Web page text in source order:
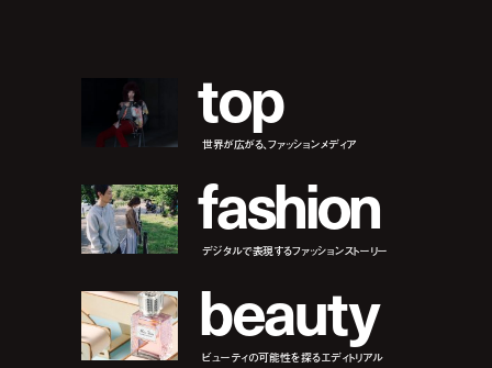
top
世界が広がる、ファッションメディア
fashion
デジタルで表現するファッションストーリー
beauty
ビューティの可能性を探るエディトリアル